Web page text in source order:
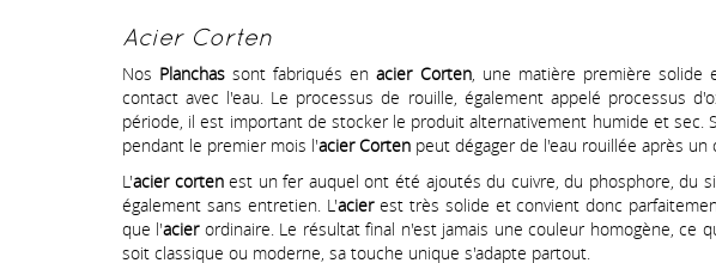
Acier Corten
Nos Planchas sont fabriqués enacier Corten, une matière première solide
contact avec l'eau. Le processus de rouille, également appelé processus
période, il est important de stocker le produit alternativement humide et sec.
pendant le premier mois l'acier Corten peut dégager de l'eau rouillée après
L'acier cortenest un fer auquel ont été ajoutés du cuivre, du phosphore, du
également sans entretien. L'acier est très solide et convient donc
que l'acier ordinaire. Le résultat final n'est jamais une couleur homogène, ce
soit classique ou moderne, sa touche unique s'adapte partout.